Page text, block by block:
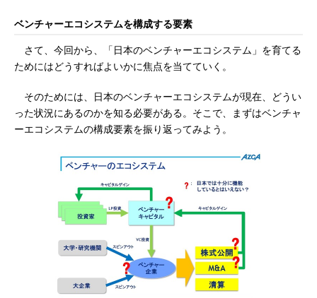
ベンチャーエコシステムを構成する要素
さて、今回から、「日本のベンチャーエコシステム」を育てる
ためにはどうすればよいかに焦点を当てていく。
そのためには、日本のベンチャーエコシステムが現在、どうい
った状況にあるのかを知る必要がある。そこで、まずはベンチャ
ーエコシステムの構成要素を振り返ってみよう。